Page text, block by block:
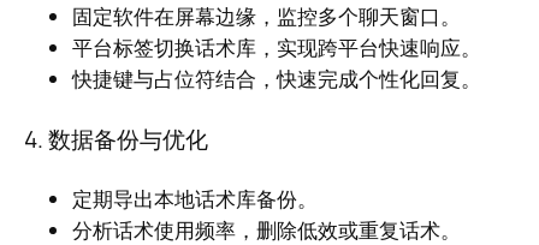
固定软件在屏幕边缘，监控多个聊天窗口。
平台标签切换话术库，实现跨平台快速响应。
快捷键与占位符结合，快速完成个性化回复。
4. 数据备份与优化
定期导出本地话术库备份。
分析话术使用频率，删除低效或重复话术。